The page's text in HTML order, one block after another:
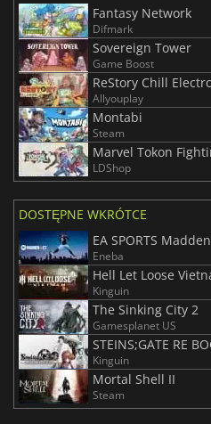
Fantasy Network
Difmark
Sovereign Tower
Game Boost
ReStory Chill
Allyouplay
Montabi
Steam
Marvel Tokon
LDShop
DOSTĘPNE WKRÓTCE
EA SPORTS
Eneba
Hell Let Loose
Kinguin
The Sinking City 2
Gamesplanet US
STEINS;GATE RE
Kinguin
Mortal Shell II
Steam